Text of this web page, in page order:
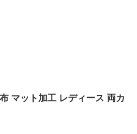
マット加工 レディース 両カ